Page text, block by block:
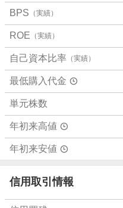
見
3
3
.
3
3
%
、
売
り
た
い
3
3
BPS （実績）
ROE （実績）
自己資本比率 （実績）
最低購入代金
単元株数
年初来高値
年初来安値
信用取引情報